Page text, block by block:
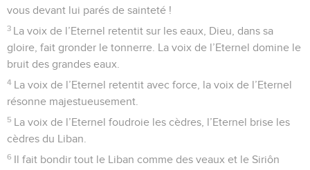
vous devant lui parés de sainteté !
3 La voix de l’Eternel retentit sur les eaux, Dieu, dans sa
gloire, fait gronder le tonnerre. La voix de l’Eternel domine le
bruit des grandes eaux.
4 La voix de l’Eternel retentit avec force, la voix de l’Eternel
résonne majestueusement.
5 La voix de l’Eternel foudroie les cèdres, l’Eternel brise les
cèdres du Liban.
6 Il fait bondir tout le Liban comme des veaux et le Siriôn